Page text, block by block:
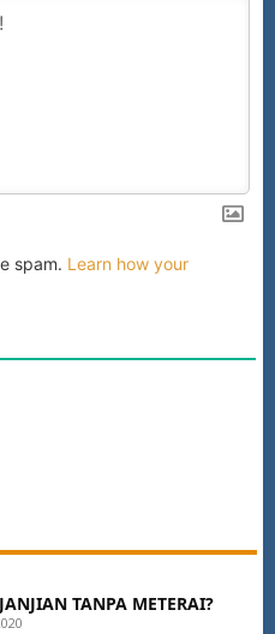
spam. Learn how your
TANPA METERAI?